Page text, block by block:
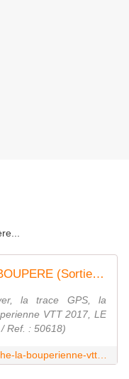
La Bouperienne VTT 2017, LE BOUPERE (Sortie VTT du 24/9/2017 / Ref. : 50618)
la trace GPS, la
VTT 2017, LE
Ref. : 50618)